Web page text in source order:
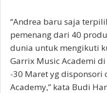
“Andrea baru saja
pemenang dari 40
dunia untuk mengikuti
Garrix Music Academi
-30 Maret yg disponsori
Academy,” kata Budi